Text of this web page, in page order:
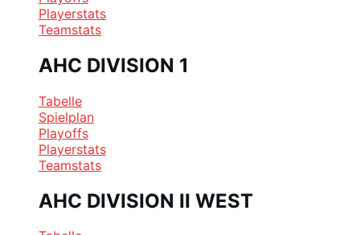
Playerstats
Teamstats
AHC DIVISION 1
Tabelle
Spielplan
Playoffs
Playerstats
Teamstats
AHC DIVISION II WEST